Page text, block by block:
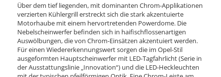
Über dem tief liegenden, mit dominanten Chrom-Applikationen
verzierten Kühlergrill erstreckt sich die stark akzentuierte
Motorhaube mit einem hervortretenden Powerdome. Die
Nebelscheinwerfer befinden sich in haifischflossenartigen
Auswölbungen, die von Chrom-Einsätzen akzentuiert werden.
Für einen Wiedererkennungswert sorgen die im Opel-Stil
ausgeformten Hauptscheinwerfer mit LED-Tagfahrlicht (Serie in
der Ausstattungslinie „Innovation“) und die LED-Heckleuchten